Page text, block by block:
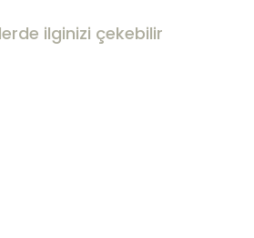
ilginizi çekebilir